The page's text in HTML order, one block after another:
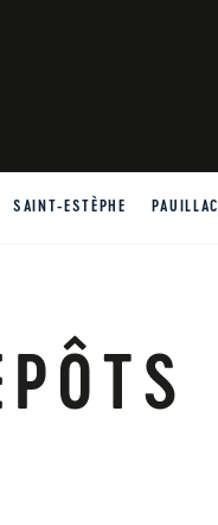
SAINT-ESTÈPHE PAUILLAC